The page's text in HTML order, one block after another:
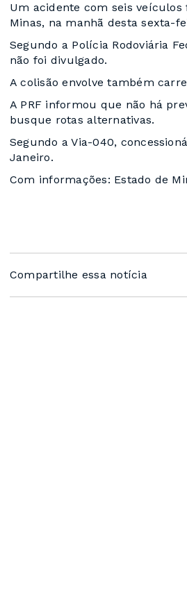
Um acidente com seis veículos
Minas, na manhã desta sexta-
Segundo a Polícia Rodoviária
não foi divulgado.
A colisão envolve também
A PRF informou que não há
busque rotas alternativas.
Segundo a Via-040,
Janeiro.
Com informações: Estado de
Compartilhe essa notícia